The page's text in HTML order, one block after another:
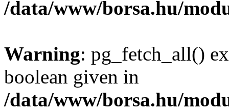
/data/www/borsa.hu/
Warning: pg_fetch_all()
boolean given in
/data/www/borsa.hu/